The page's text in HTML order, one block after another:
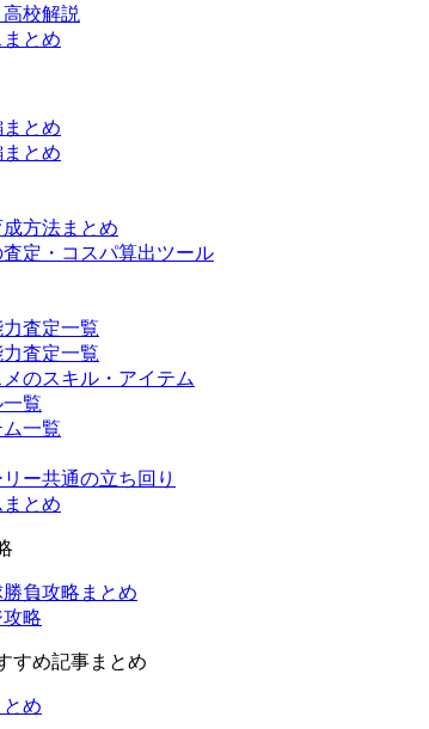
校解説
とめ
とめ
とめ
方法まとめ
定・コスパ算出ツール
査定一覧
査定一覧
のスキル・アイテム
覧
一覧
ー共通の立ち回り
とめ
負攻略まとめ
略
すめ記事まとめ
め